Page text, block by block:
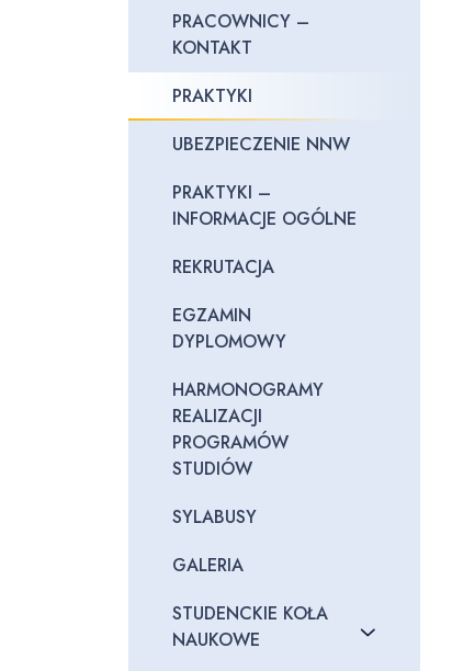
PRACOWNICY –
KONTAKT
PRAKTYKI
UBEZPIECZENIE NNW
PRAKTYKI –
INFORMACJE OGÓLNE
REKRUTACJA
EGZAMIN
DYPLOMOWY
HARMONOGRAMY
REALIZACJI
PROGRAMÓW
STUDIÓW
SYLABUSY
GALERIA
STUDENCKIE KOŁA
NAUKOWE